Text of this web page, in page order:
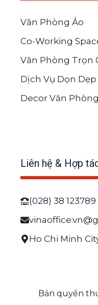
Văn Phòng Ảo
Co-Working
Văn Phòng Trọn
Dịch Vụ Dọn Dẹp
Decor Văn Phòng
Liên hệ & Hợp
(028) 38 123789
Ho Chi Minh
Bản quyền